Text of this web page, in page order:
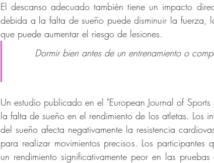
El descanso adecuado también tiene un impacto
debida a la falta de sueño puede disminuir la fuerza,
que puede aumentar el riesgo de lesiones.
Dormir bien antes de un entrenamiento o
Un estudio publicado en el "European Journal of
la falta de sueño en el rendimiento de los atletas. Los
del sueño afecta negativamente la resistencia
para realizar movimientos precisos. Los participantes
un rendimiento significativamente peor en las